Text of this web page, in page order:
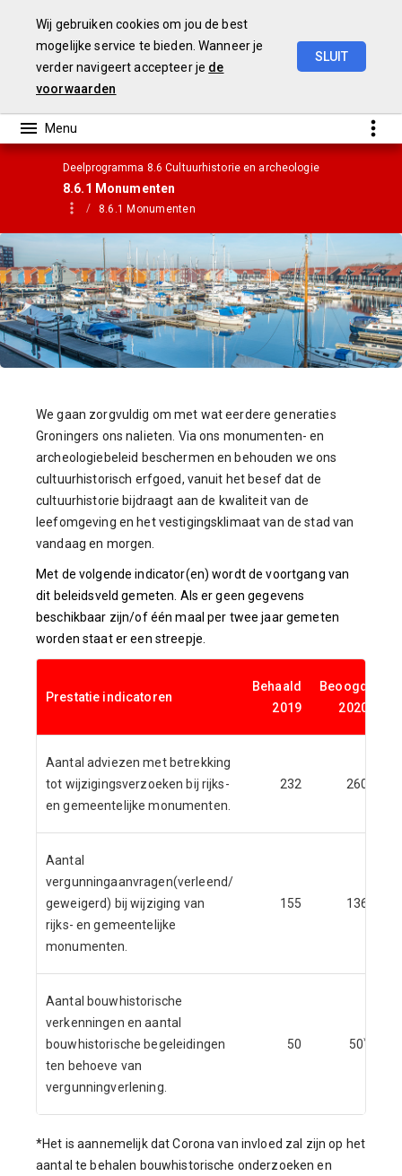
Deelprogramma 8.6 Cultuurhistorie en archeologie
8.6.1 Monumenten
8.6.1 Monumenten
We gaan zorgvuldig om met wat eerdere generaties
Groningers ons nalieten. Via ons monumenten- en
archeologiebeleid beschermen en behouden we ons
cultuurhistorisch erfgoed, vanuit het besef dat de
cultuurhistorie bijdraagt aan de kwaliteit van de
leefomgeving en het vestigingsklimaat van de stad van
vandaag en morgen.
Met de volgende indicator(en) wordt de voortgang van
dit beleidsveld gemeten. Als er geen gegevens
beschikbaar zijn/of één maal per twee jaar gemeten
worden staat er een streepje.
Prestatie indicatoren
Behaald
2019
Beoogd
2020
Aantal adviezen met betrekking
tot wijzigingsverzoeken bij rijks-
en gemeentelijke monumenten.
232 260
Aantal
vergunningaanvragen(verleend/
geweigerd) bij wijziging van
rijks- en gemeentelijke
monumenten.
155 136
Aantal bouwhistorische
verkenningen en aantal
bouwhistorische begeleidingen
ten behoeve van
vergunningverlening.
50 50*
*Het is aannemelijk dat Corona van invloed zal zijn op het
aantal te behalen bouwhistorische onderzoeken en
Wij gebruiken cookies om jou de best
mogelijke service te bieden. Wanneer je
verder navigeert accepteer je de
voorwaarden
SLUIT